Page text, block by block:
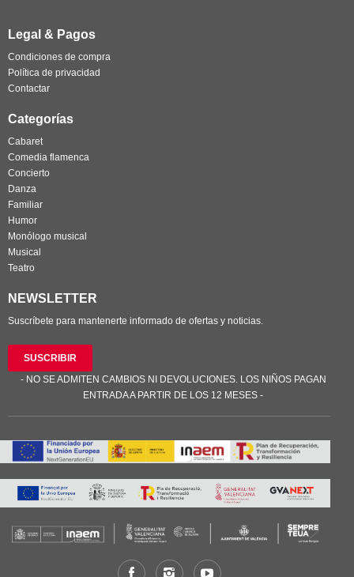
Legal & Pagos
Condiciones de compra
Política de privacidad
Contactar
Categorías
Cabaret
Comedia flamenca
Concierto
Danza
Familiar
Humor
Monólogo musical
Musical
Teatro
NEWSLETTER
Suscríbete para mantenerte informado de ofertas y noticias.
SUSCRIBIR
- NO SE ADMITEN CAMBIOS NI DEVOLUCIONES. LOS NIÑOS PAGAN
ENTRADA A PARTIR DE LOS 12 MESES -